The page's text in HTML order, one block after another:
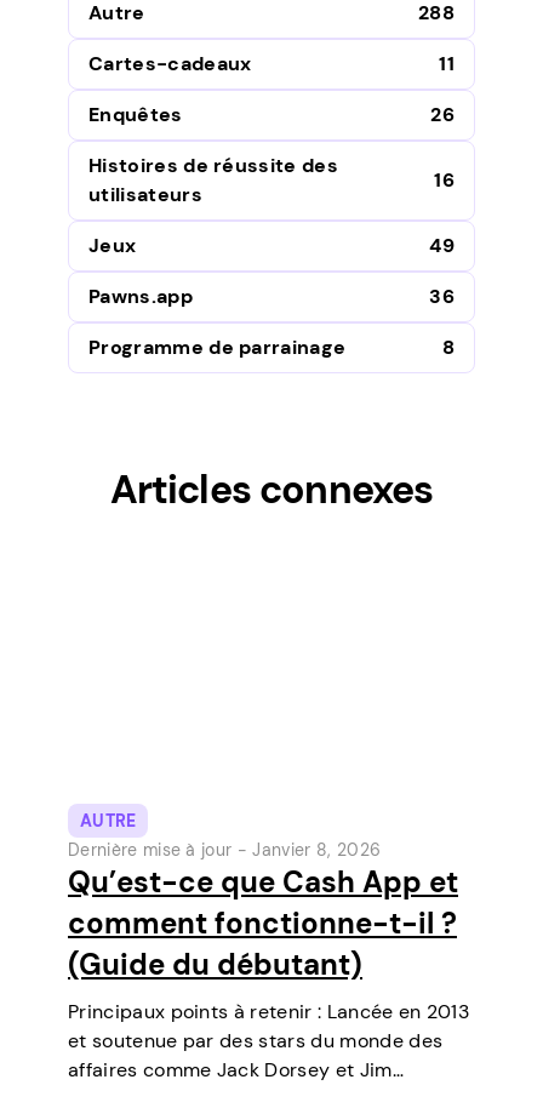
Autre
288
Cartes-cadeaux
11
Enquêtes
26
Histoires de réussite des
utilisateurs
16
Jeux
49
Pawns.app
36
Programme de parrainage
8
Articles connexes
AUTRE
Dernière mise à jour -Janvier 8, 2026
Qu’est-ce que Cash App et
comment fonctionne-t-il ?
(Guide du débutant)
Principaux points à retenir : Lancée en 2013
et soutenue par des stars du monde des
affaires comme Jack Dorsey et Jim